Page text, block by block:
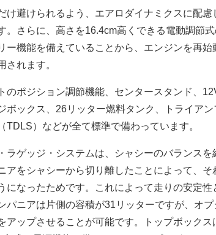
け避けられるよう、エアロダイナミクスに配慮
。さらに、高さを16.4cm高くできる電動調節
ー機能を備えていることから、エンジンを再始
されます。
のポジション調節機能、センタースタンド、
ボックス、26リッター燃料タンク、トライアン
TDLS）などが全て標準で備わっています。
ラゲッジ・システムは、シャシーのバランスを
アをシャシーから切り離したことによって、そ
になったためです。これによって走りの安定性
パニアは片側の容積が31リッターですが、オ
アップさせることが可能です。トップボックス